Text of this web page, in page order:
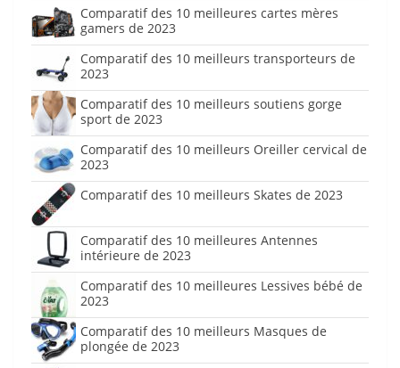
Comparatif des 10 meilleures cartes mères
gamers de 2023
Comparatif des 10 meilleurs transporteurs de
2023
Comparatif des 10 meilleurs soutiens gorge
sport de 2023
Comparatif des 10 meilleurs Oreiller cervical de
2023
Comparatif des 10 meilleurs Skates de 2023
Comparatif des 10 meilleures Antennes
intérieure de 2023
Comparatif des 10 meilleures Lessives bébé de
2023
Comparatif des 10 meilleurs Masques de
plongée de 2023